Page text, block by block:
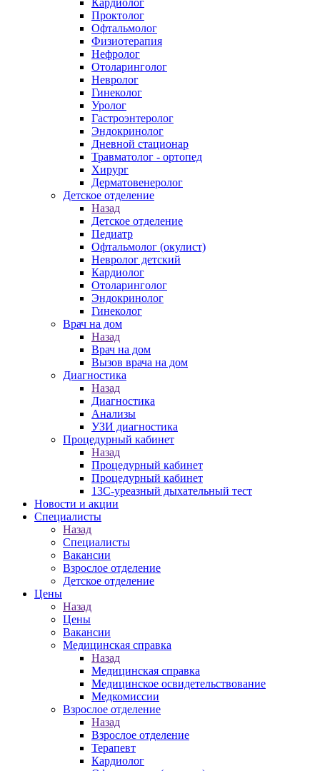
Кардиолог
Проктолог
Офтальмолог
Физиотерапия
Нефролог
Отоларинголог
Невролог
Гинеколог
Уролог
Гастроэнтеролог
Эндокринолог
Дневной стационар
Травматолог - ортопед
Хирург
Дерматовенеролог
Детское отделение
Назад
Детское отделение
Педиатр
Офтальмолог (окулист)
Невролог детский
Кардиолог
Отоларинголог
Эндокринолог
Гинеколог
Врач на дом
Назад
Врач на дом
Вызов врача на дом
Диагностика
Назад
Диагностика
Анализы
УЗИ диагностика
Процедурный кабинет
Назад
Процедурный кабинет
Процедурный кабинет
13С-уреазный дыхательный тест
Новости и акции
Специалисты
Назад
Специалисты
Вакансии
Взрослое отделение
Детское отделение
Цены
Назад
Цены
Вакансии
Медицинская справка
Назад
Медицинская справка
Ме­дицин­ское ос­ви­детель­ство­вание
Медкомиссии
Взрослое отделение
Назад
Взрослое отделение
Терапевт
Кардиолог